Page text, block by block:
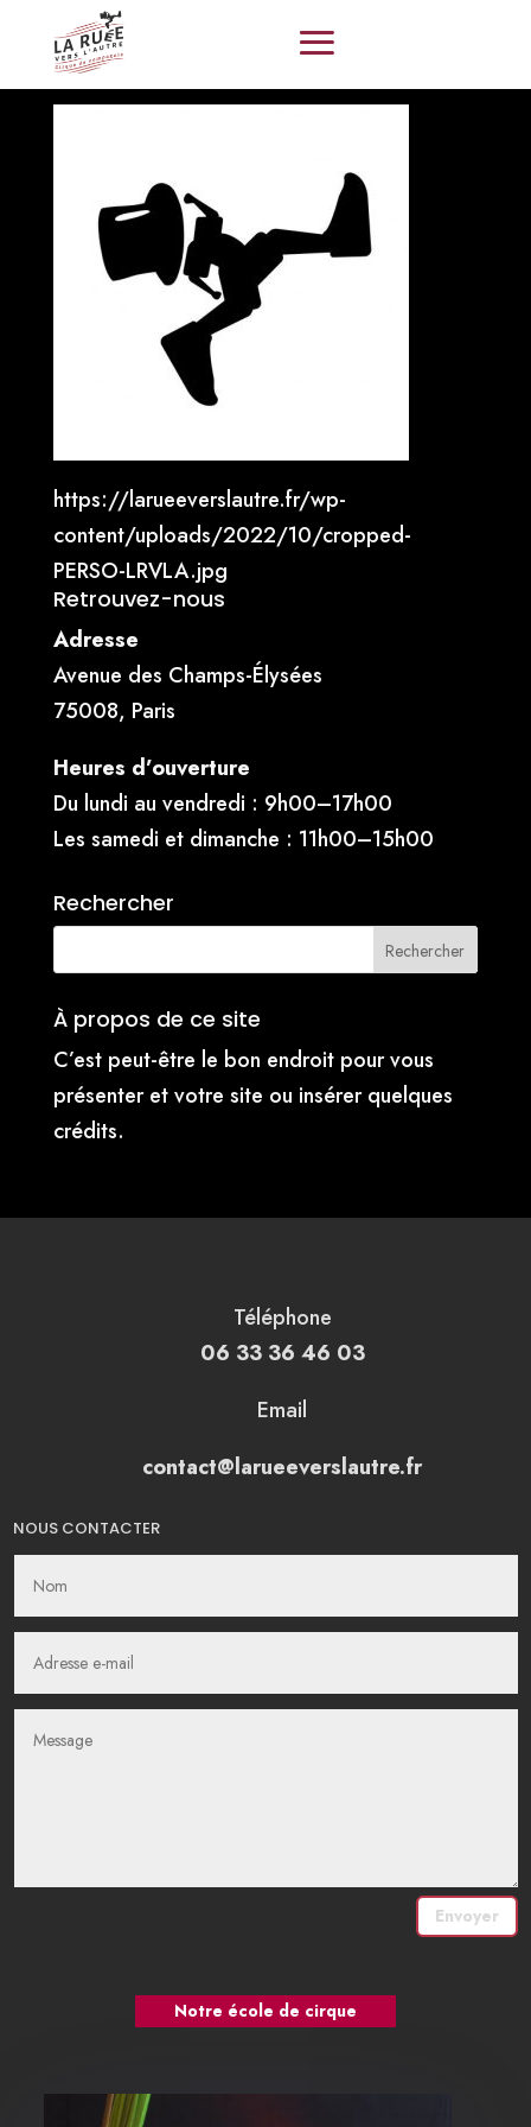
https://larueeverslautre.fr/wp-
content/uploads/2022/10/cropped-
PERSO-LRVLA.jpg
Retrouvez-nous
Adresse
Avenue des Champs-Élysées
75008, Paris
Heures d’ouverture
Du lundi au vendredi : 9h00–17h00
Les samedi et dimanche : 11h00–15h00
Rechercher
À propos de ce site
C’est peut-être le bon endroit pour vous
présenter et votre site ou insérer quelques
crédits.
Téléphone
06 33 36 46 03
Email
contact@larueeverslautre.fr
NOUS CONTACTER
Envoyer
Notre école de cirque